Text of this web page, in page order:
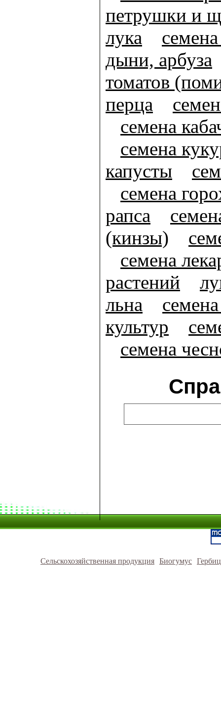
петрушки и
лука
дыни, арбуза
томатов
перца
семена
семена
капусты
семена
рапса
(кинзы)
семена
растений
льна
культур
семена
Сельскохозяйственная продукция Биогумус